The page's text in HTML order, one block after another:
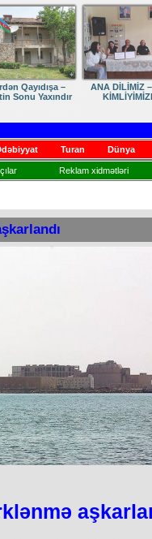
Qayıdışa –
Sonu Yaxındır
ANA DİLİMİZ
Turan Dünya
Reklam xidmətləri